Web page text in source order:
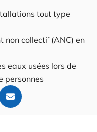
tout type
non collectif (ANC) en
eaux usées lors de
personnes